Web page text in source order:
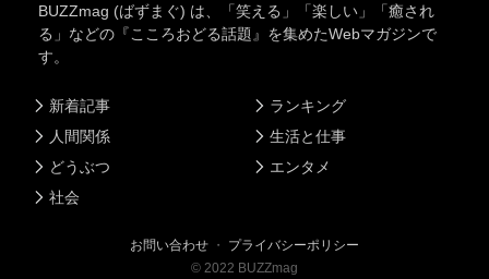
BUZZmag (ばずまぐ) は、「笑える」「楽しい」「癒され
る」などの『こころおどる話題』を集めたWebマガジンで
す。
新着記事
人間関係
どうぶつ
社会
ランキング
生活と仕事
エンタメ
お問い合わせ ・ プライバシーポリシー
© 2022 BUZZmag